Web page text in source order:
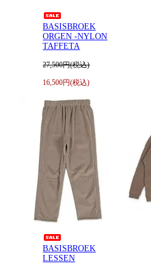
BASISBROEK
ORGEN -NYLON
TAFFETA
27,500円(税込)
16,500円(税込)
BASISBROEK
LESSEN